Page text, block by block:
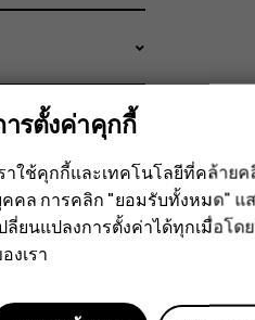
ลอดภัย
ารตั้งค่าคุกกี้
าใช้คุกกี้และเทคโนโลยีที่คล้าย
คล การคลิก "ยอมรับทั้งหมด"
ลี่ยนแปลงการตั้งค่าได้ทุกเมื่อโด
งเรา